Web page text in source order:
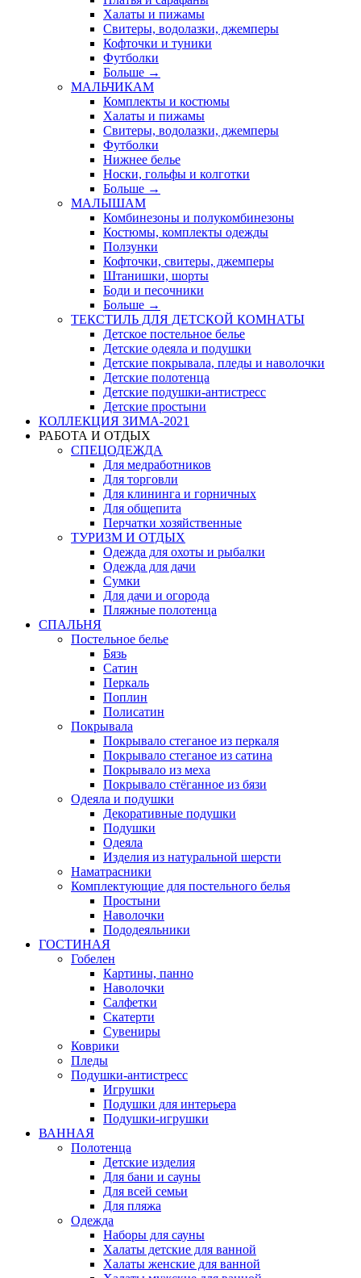
Халаты и пижамы
Свитеры, водолазки, джемперы
Кофточки и туники
Футболки
Больше →
МАЛЬЧИКАМ
Комплекты и костюмы
Халаты и пижамы
Свитеры, водолазки, джемперы
Футболки
Нижнее белье
Носки, гольфы и колготки
Больше →
МАЛЫШАМ
Комбинезоны и полукомбинезоны
Костюмы, комплекты одежды
Ползунки
Кофточки, свитеры, джемперы
Штанишки, шорты
Боди и песочники
Больше →
ТЕКСТИЛЬ ДЛЯ ДЕТСКОЙ КОМНАТЫ
Детское постельное белье
Детские одеяла и подушки
Детские покрывала, пледы и наволочки
Детские полотенца
Детские подушки-антистресс
Детские простыни
КОЛЛЕКЦИЯ ЗИМА-2021
РАБОТА И ОТДЫХ
СПЕЦОДЕЖДА
Для медработников
Для торговли
Для клининга и горничных
Для общепита
Перчатки хозяйственные
ТУРИЗМ И ОТДЫХ
Одежда для охоты и рыбалки
Одежда для дачи
Сумки
Для дачи и огорода
Пляжные полотенца
СПАЛЬНЯ
Постельное белье
Бязь
Сатин
Перкаль
Поплин
Полисатин
Покрывала
Покрывало стеганое из перкаля
Покрывало стеганое из сатина
Покрывало из меха
Покрывало стёганное из бязи
Одеяла и подушки
Декоративные подушки
Подушки
Одеяла
Изделия из натуральной шерсти
Наматраcники
Комплектующие для постельного белья
Простыни
Наволочки
Пододеяльники
ГОСТИНАЯ
Гобелен
Картины, панно
Наволочки
Салфетки
Скатерти
Сувениры
Коврики
Пледы
Подушки-антистресс
Игрушки
Подушки для интерьера
Подушки-игрушки
ВАННАЯ
Полотенца
Детские изделия
Для бани и сауны
Для всей семьи
Для пляжа
Одежда
Наборы для сауны
Халаты детские для ванной
Халаты женские для ванной